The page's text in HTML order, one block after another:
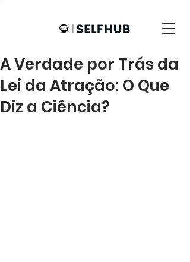
A Verdade por Trás da
Lei da Atração: O Que
Diz a Ciência?